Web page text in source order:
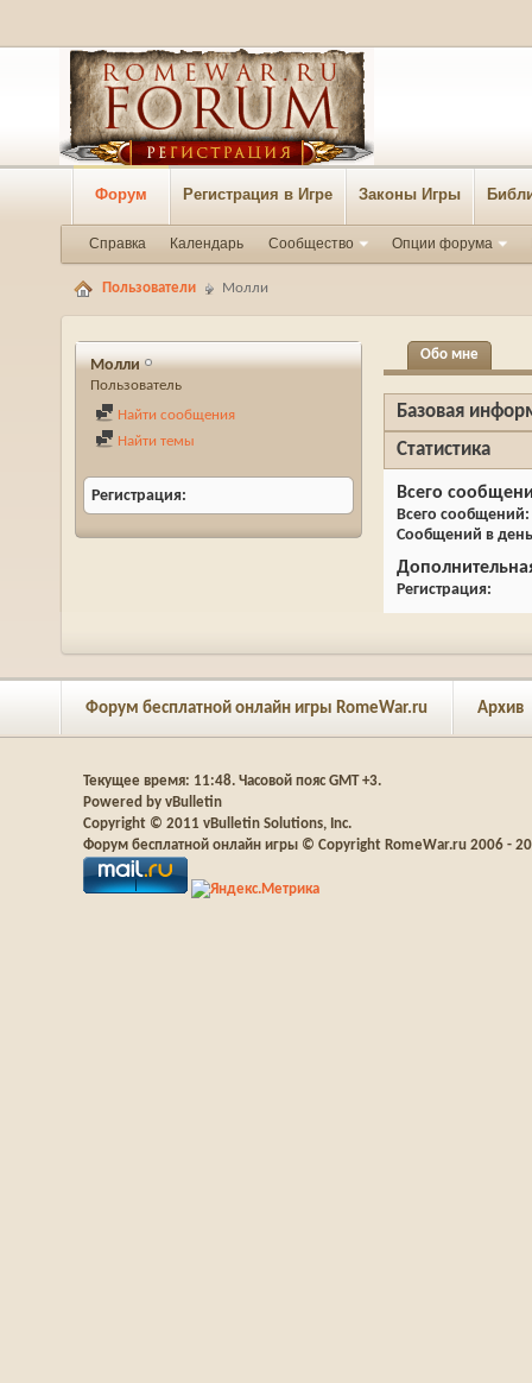
Форум Регистрация в Игре Законы Игры
Справка Календарь Сообщество Опции форума
Пользователи Молли
Молли
Пользователь
Найти сообщения
Найти темы
Регистрация
Обо мне
Базовая
Статистика
Всего
Всего сообщений
Сообщений в день
Регистрация
Форум бесплатной онлайн игры RomeWar.ru Архив
Текущее время: 11:48. Часовой пояс GMT +3.
Powered by vBulletin
Copyright © 2011 vBulletin Solutions, Inc.
Форум бесплатной онлайн игры © Copyright RomeWar.ru 2006 -